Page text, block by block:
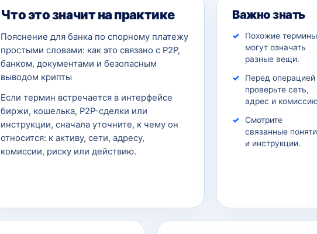
Что это значит на практике
Пояснение для банка по спорному платежу
простыми словами: как это связано с P2P,
банком, документами и безопасным
выводом крипты
Если термин встречается в интерфейсе
биржи, кошелька, P2P-сделки или
инструкции, сначала уточните, к чему он
относится: к активу, сети, адресу,
комиссии, риску или действию.
Важно знать
Похожие термины
могут означать
разные вещи.
Перед операцией
проверьте сеть,
адрес и
Смотрите
связанные
и инструкции.